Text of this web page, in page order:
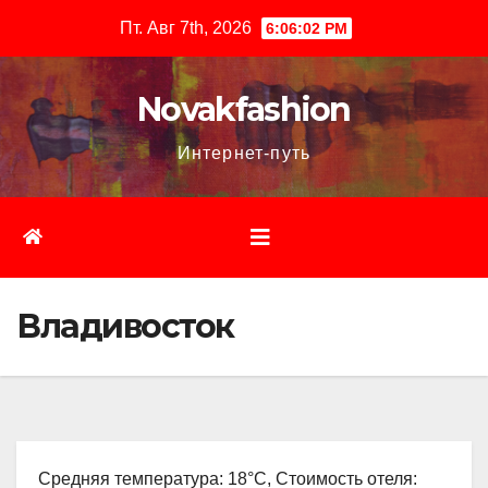
содержимому
Пт. Авг 7th, 2026 6:06:04 PM
Novakfashion
Интернет-путь
Владивосток
Средняя температура: 18°C, Стоимость отеля: